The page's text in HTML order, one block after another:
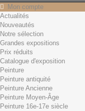
Mon compte
Contact
Français
English
Français
Actualités
Rechercher
Actualités
Nouveautés
Notre sélection
Grandes expositions
Prix réduits
Catalogue d'exposition
Peinture
Peinture antiquité
Peinture Ancienne
Peinture Moyen-Âge
Peinture 16e-17e siècle